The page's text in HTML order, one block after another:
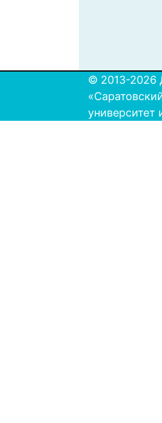
© 2013-2026